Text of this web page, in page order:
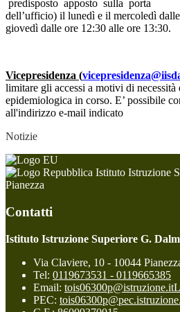
predisposto apposto sulla porta
dell’ufficio) il lunedì e il mercoledì
giovedì dalle ore 12:30 alle ore 13:30.
Vicepresidenza (
limitare gli accessi a motivi di necessità
epidemiologica in corso. E’ possibile
all'indirizzo e-mail indicato
Notizie
Istituto Istruzione
Pianezza
Contatti
Istituto Istruzione Superiore G.
Via Claviere, 10 - 10044
Tel: 0119673531 - 0119665385
Email: tois06300p@istruzione.it
PEC: